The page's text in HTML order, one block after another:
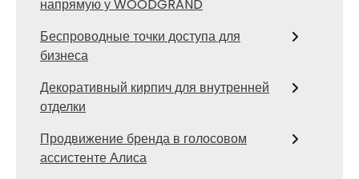
напрямую у WOODGRAND
Беспроводные точки доступа для
бизнеса
Декоративный кирпич для внутренней
отделки
Продвижение бренда в голосовом
ассистенте Алиса